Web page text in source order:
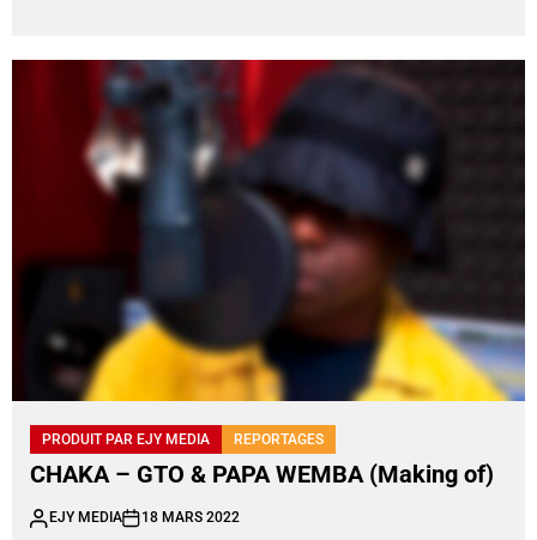
PRODUIT PAR EJY MEDIA REPORTAGES
CHAKA – GTO & PAPA WEMBA (Making of)
EJY MEDIA 18 MARS 2022